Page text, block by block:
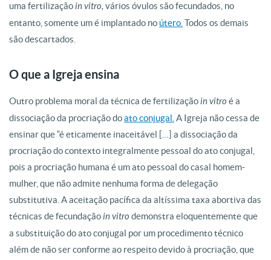
uma fertilizaçãoin vitro,vários óvulos são fecundados, no
entanto, somente um é implantado no útero. Todos os demais
são descartados.
O que a Igreja ensina
Outro problema moral da técnica de fertilizaçãoin vitro é a
dissociação da procriação doato conjugal. A Igreja não cessa de
ensinar que “é eticamente inaceitável […] a dissociação da
procriação do contexto integralmente pessoal do ato conjugal,
pois a procriação humana é um ato pessoal do casal homem-
mulher, que não admite nenhuma forma de delegação
substitutiva. A aceitação pacífica da altíssima taxa abortiva das
técnicas de fecundaçãoin vitro demonstra eloquentemente que
a substituição do ato conjugal por um procedimento técnico
além de não ser conforme ao respeito devido à procriação, que